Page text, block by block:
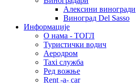
Алексини виногради
Виноград Del Sasso
Информације
О нама - ТОГЛ
Туристички водич
Аеродром
Taxi служба
Ред вожње
Rent -a- car